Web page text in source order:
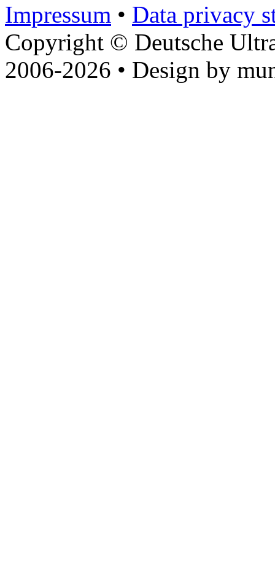
Impressum • Data privacy
Copyright © Deutsche
2006-2026 • Design by